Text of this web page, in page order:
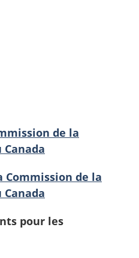
de la
de la
pour les